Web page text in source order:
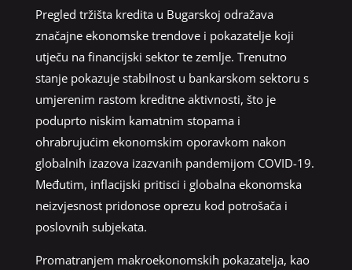
Pregled tržišta kredita u Bugarskoj odražava
značajne ekonomske trendove i pokazatelje koji
utječu na financijski sektor te zemlje. Trenutno
stanje pokazuje stabilnost u bankarskom sektoru s
umjerenim rastom kreditne aktivnosti, što je
poduprto niskim kamatnim stopama i
ohrabrujućim ekonomskim oporavkom nakon
globalnih izazova izazvanih pandemijom COVID-19.
Međutim, inflacijski pritisci i globalna ekonomska
neizvjesnost pridonose oprezu kod potrošača i
poslovnih subjekata.
Promatranjem makroekonomskih pokazatelja, kao